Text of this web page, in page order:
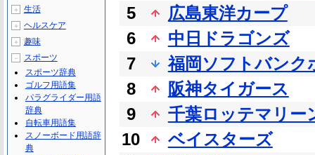
5
広島東洋カープ
6
中日ドラゴンズ
7
福岡ソフトバンク
8
阪神タイガース
9
千葉ロッテマリー
10
ベイスターズ
＋ 生活
＋ ヘルスケア
＋ 趣味
－
スポーツ
スポーツ辞典
ゴルフ用語集
パラグライダー用語
辞典
自転車用語集
スノーボード用語辞
典